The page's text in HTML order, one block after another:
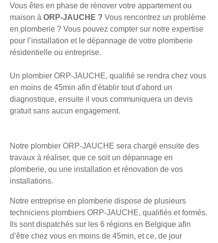
Vous êtes en phase de rénover votre appartement ou
maison à ORP-JAUCHE ? Vous rencontrez un problème
en plomberie ? Vous pouvez compter sur notre expertise
pour l’installation et le dépannage de votre plomberie
résidentielle ou entreprise.
Un plombier ORP-JAUCHE, qualifié se rendra chez vous
en moins de 45min afin d'établir tout d'abord un
diagnostique, ensuite il vous communiquera un devis
gratuit sans aucun engagement.
Notre plombier ORP-JAUCHE sera chargé ensuite des
travaux à réaliser, que ce soit un dépannage en
plomberie, ou une installation et rénovation de vos
installations.
Notre entreprise en plomberie dispose de plusieurs
techniciens plombiers ORP-JAUCHE, qualifiés et formés.
Ils sont dispatchés sur les 6 régions en Belgique afin
d’être chez vous en moins de 45min, et ce, de jour